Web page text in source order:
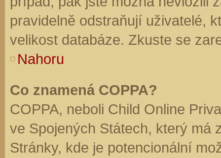
pravidelně odstraňují uživatelé,
velikost databáze. Zkuste se
Nahoru
Co znamená COPPA?
COPPA, neboli Child Online
ve Spojených Státech, který má
Stránky, kde je potencionální